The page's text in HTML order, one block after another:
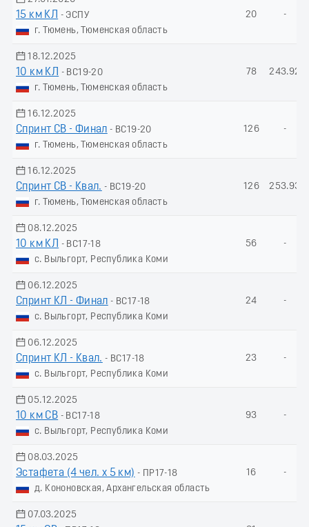
15 км КЛ
- ЭСПУ
г. Тюмень, Тюменская область
20 -
18.12.2025
10 км КЛ
- ВС19-20
г. Тюмень, Тюменская область
78 243.92
16.12.2025
Спринт СВ - Финал - ВС19-20
г. Тюмень, Тюменская область
126 -
16.12.2025
Спринт СВ - Квал. - ВС19-20
г. Тюмень, Тюменская область
126 253.93
08.12.2025
10 км КЛ
- ВС17-18
с. Выльгорт, Республика Коми
56 -
06.12.2025
Спринт КЛ - Финал - ВС17-18
с. Выльгорт, Республика Коми
24 -
06.12.2025
Спринт КЛ - Квал. - ВС17-18
с. Выльгорт, Республика Коми
23 -
05.12.2025
10 км СВ - ВС17-18
с. Выльгорт, Республика Коми
93 -
08.03.2025
Эстафета (4 чел. х 5 км) - ПР17-18
д. Кононовская, Архангельская область
16 -
07.03.2025